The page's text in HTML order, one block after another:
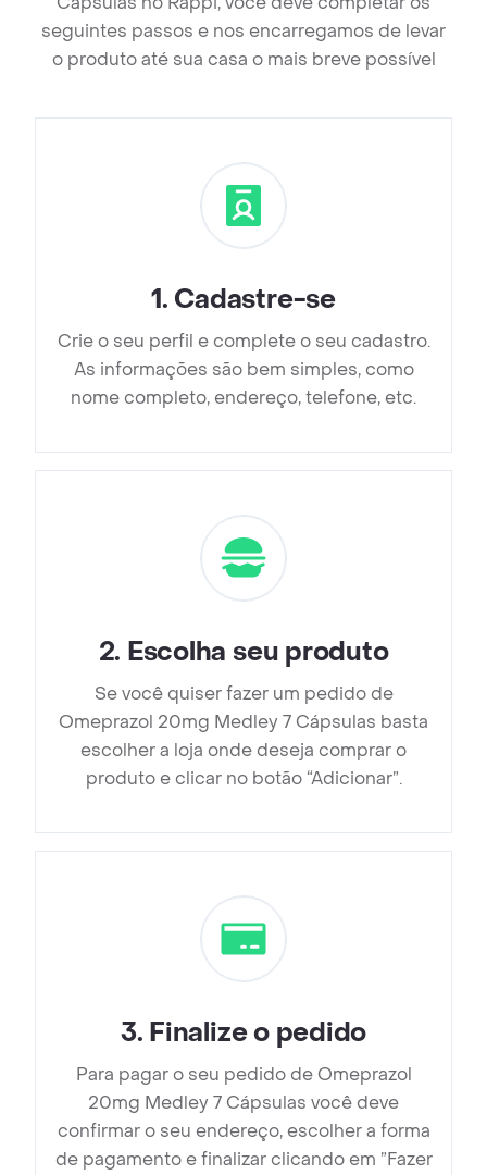
seguintes passos e nos encarregamos de levar
o produto até sua casa o mais breve possível
1. Cadastre-se
Crie o seu perfil e complete o seu cadastro.
As informações são bem simples, como
nome completo, endereço, telefone, etc.
2. Escolha seu produto
Se você quiser fazer um pedido de
Omeprazol 20mg Medley 7 Cápsulas basta
escolher a loja onde deseja comprar o
produto e clicar no botão “Adicionar”.
3. Finalize o pedido
Para pagar o seu pedido de Omeprazol
20mg Medley 7 Cápsulas você deve
confirmar o seu endereço, escolher a forma
de pagamento e finalizar clicando em ”Fazer